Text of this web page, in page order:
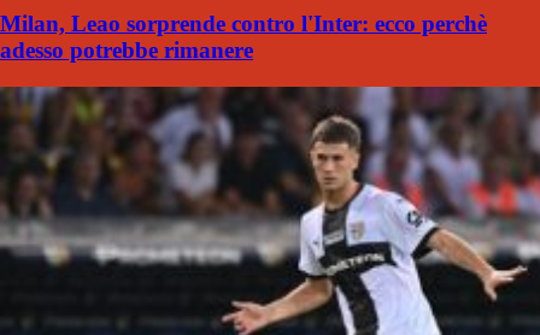
Milan, Leao sorprende contro l'Inter: ecco perchè
adesso potrebbe rimanere